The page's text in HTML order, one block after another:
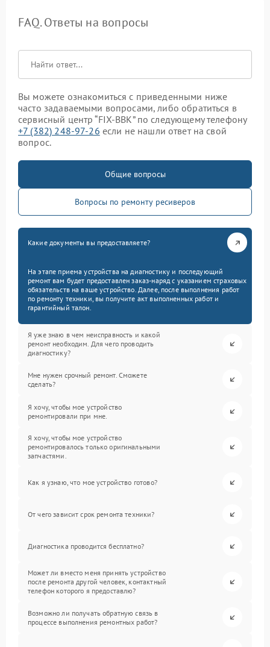
FAQ. Ответы на вопросы
Вы можете ознакомиться с приведенными ниже
часто задаваемыми вопросами, либо обратиться в
сервисный центр “FIX-BBK” по следующему телефону
+7 (382) 248-97-26 если не нашли ответ на свой
вопрос.
Общие вопросы
Вопросы по ремонту ресиверов
Какие документы вы предоставляете?
На этапе приема устройства на диагностику и последующий
ремонт вам будет предоставлен заказ-наряд с указанием страховых
обязательств на ваше устройство. Далее, после выполнения работ
по ремонту техники, вы получите акт выполненных работ и
гарантийный талон.
Я уже знаю в чем неисправность и какой
ремонт необходим. Для чего проводить
диагностику?
Мне нужен срочный ремонт. Сможете
сделать?
Я хочу, чтобы мое устройство
ремонтировали при мне.
Я хочу, чтобы мое устройство
ремонтировалось только оригинальными
запчастями.
Как я узнаю, что мое устройство готово?
От чего зависит срок ремонта техники?
Диагностика проводится бесплатно?
Может ли вместо меня принять устройство
после ремонта другой человек, контактный
телефон которого я предоставлю?
Возможно ли получать обратную связь в
процессе выполнения ремонтных работ?